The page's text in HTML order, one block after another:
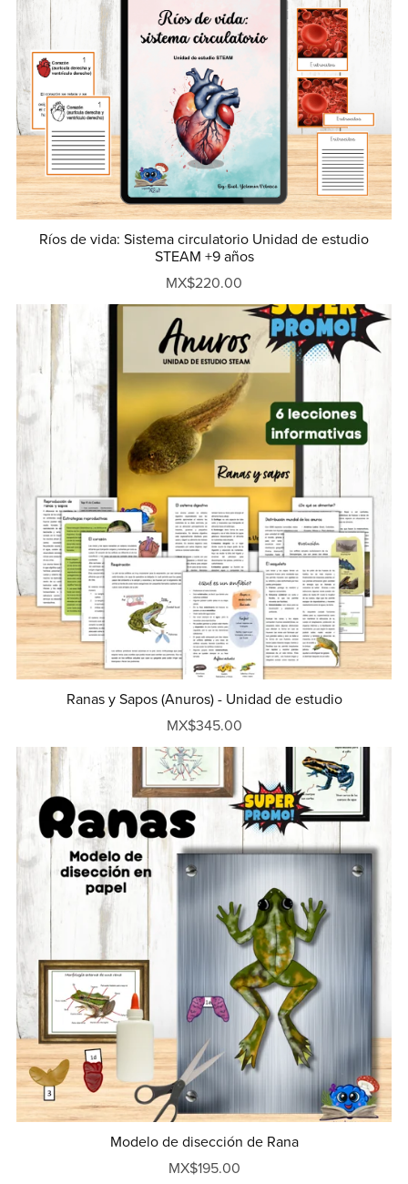
Ríos de vida: Sistema circulatorio Unidad de estudio
STEAM +9 años
MX$220.00
Ranas y Sapos (Anuros) - Unidad de estudio
MX$345.00
Modelo de disección de Rana
MX$195.00